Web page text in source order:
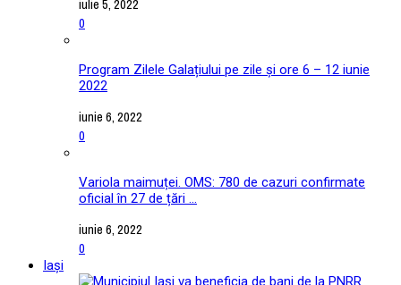
0
Program Zilele Galațiului pe zile și ore 6 – 12 iunie
2022
iunie 6, 2022
0
Variola maimuței. OMS: 780 de cazuri confirmate
oficial în 27 de țări ...
iunie 6, 2022
0
Iași